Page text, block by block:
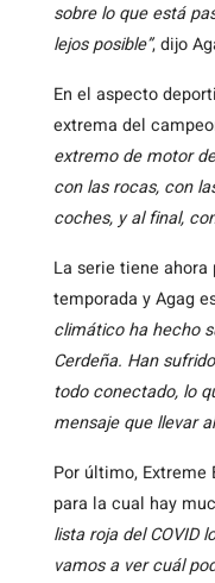
sobre lo que está
lejos posible”, dijo
En el aspecto
extrema del
extremo de motor
con las rocas, con
coches, y al final,
La serie tiene
temporada y Agag
climático ha hecho
Cerdeña. Han
todo conectado, lo
mensaje que llevar
Por último,
para la cual hay
lista roja del COVID
vamos a ver cuál